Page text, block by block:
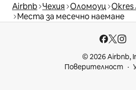
Airbnb Чехия Оломоуц Okres
Места за месечно наемане
© 2026 Airbnb,
Поверителност